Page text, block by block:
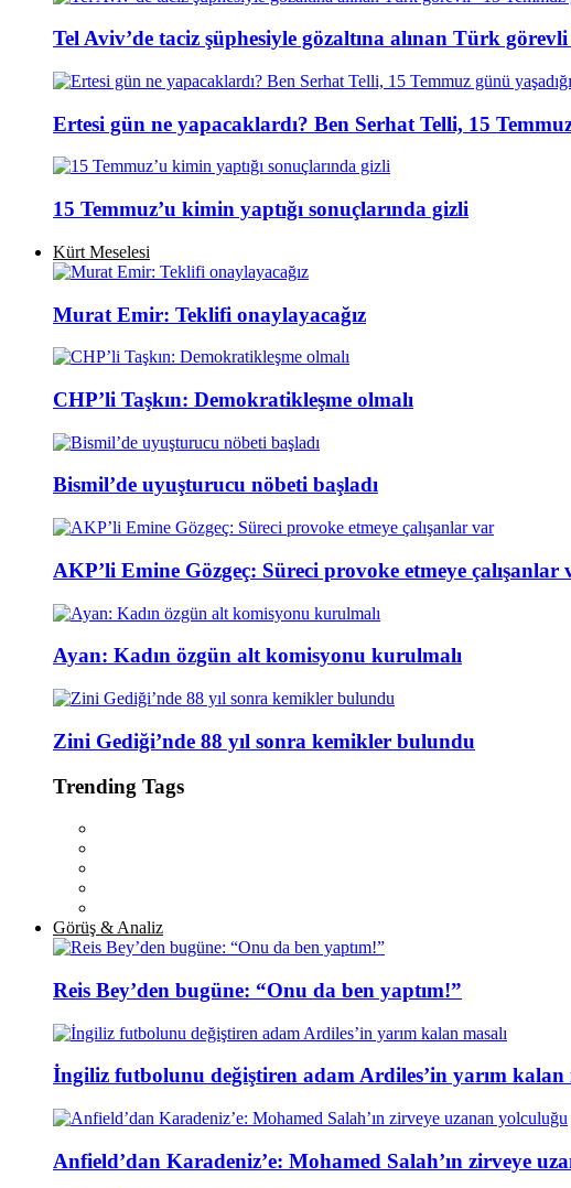
Tel Aviv’de taciz şüphesiyle gözaltına alınan Türk görevli
Ertesi gün ne yapacaklardı? Ben Serhat Telli, 15
15 Temmuz’u kimin yaptığı sonuçlarında gizli
Kürt Meselesi
Murat Emir: Teklifi onaylayacağız
CHP’li Taşkın: Demokratikleşme olmalı
Bismil’de uyuşturucu nöbeti başladı
AKP’li Emine Gözgeç: Süreci provoke etmeye çalışanlar
Ayan: Kadın özgün alt komisyonu kurulmalı
Zini Gediği’nde 88 yıl sonra kemikler bulundu
Trending Tags
Görüş & Analiz
Reis Bey’den bugüne: “Onu da ben yaptım!”
İngiliz futbolunu değiştiren adam Ardiles’in yarım kalan
Anfield’dan Karadeniz’e: Mohamed Salah’ın zirveye